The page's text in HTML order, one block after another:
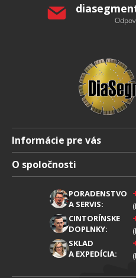
Informácie pre vás
Doprava a platba
Obchodné podmienky
Reklamácia
Spracovanie osobných údajov
O spoločnosti
PORADENSTVO
A SERVIS:
CINTORÍNSKE
DOPLNKY:
SKLAD
A EXPEDÍCIA: